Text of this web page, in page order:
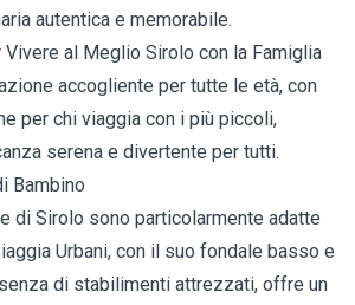
autentica e memorabile.
al Meglio Sirolo con la Famiglia
accogliente per tutte le età, con
per chi viaggia con i più piccoli,
serena e divertente per tutti.
Bambino
di Sirolo sono particolarmente adatte
Urbani, con il suo fondale basso e
di stabilimenti attrezzati, offre un